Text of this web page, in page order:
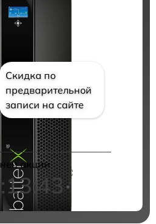
Скидка по
предварительной
записи на сайте
акции